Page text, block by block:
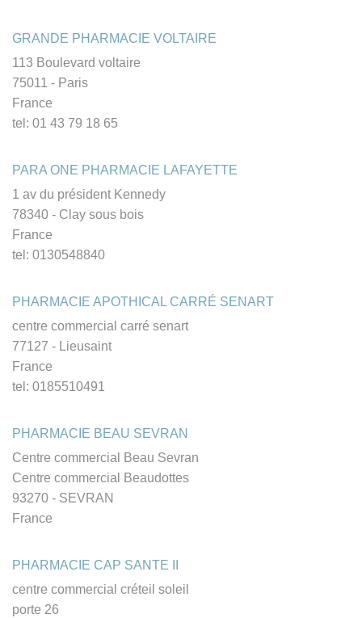
GRANDE PHARMACIE VOLTAIRE
113 Boulevard voltaire
75011 - Paris
France
tel: 01 43 79 18 65
PARA ONE PHARMACIE LAFAYETTE
1 av du président Kennedy
78340 - Clay sous bois
France
tel: 0130548840
PHARMACIE APOTHICAL CARRÉ SENART
centre commercial carré senart
77127 - Lieusaint
France
tel: 0185510491
PHARMACIE BEAU SEVRAN
Centre commercial Beau Sevran
Centre commercial Beaudottes
93270 - SEVRAN
France
PHARMACIE CAP SANTE II
centre commercial créteil soleil
porte 26